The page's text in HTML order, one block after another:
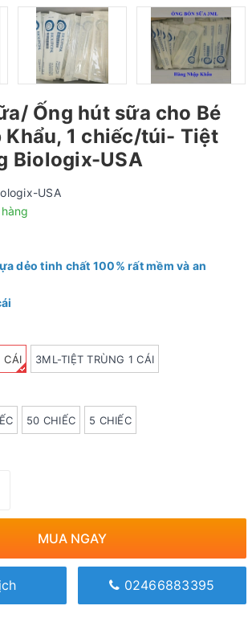
Ống hút sữa cho Bé
Khẩu, 1 chiếc/túi- Tiệt
Biologix-USA
USA
dẻo tinh chất 100% rất mềm và an
CÁI 3ML-TIỆT TRÙNG 1 CÁI
50 CHIẾC 5 CHIẾC
MUA NGAY
02466883395